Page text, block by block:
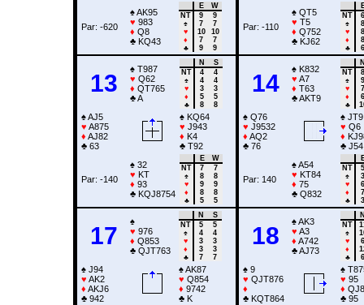
Par: -620
♠AK95
♥ 983
♦ Q8
♣ KQ43
E
W
NT
9
9
♠
7
7
♥
10
10
♦
7
7
♣
9 9
Par: -110
♠ QT5
♥ T5
♦ Q752
♣ KJ62
NT
6
♠
8
♥
8
♦
8
♣
6
13
♠ T987
♥ Q62
♦ QT765
♣A
N
S
NT
4
4
♠
4
4
♥
3
3
♦
5
5
♣
8 8
♠AJ5
♥ A875
♦ AJ82
♣ 63
♠ KQ64
♥ J943
♦ K4
♣ T92
Par: -140
♠ 32
♥ KT
♦ 93
♣ KQJ8754
E
W
NT
7
7
♠
8
8
♥
9
9
♦
8
8
♣
5 5
14
♠ K832
♥ A7
♦ T63
♣AKT9
NT
8
♠
9
♥
7
♦
6
♣
♠ Q76
♥ J9532
♦ AQ2
♣ 76
♠ JT9
♥ Q6
♦
♣ J54
Par: 140
♠A54
♥ KT84
♦ 75
♣ Q832
NT
5
♠
3
♥
6
♦
7
♣
3
17
♠
♥ 976
♦ Q853
♣ QJT763
N
S
NT
5
5
♠
4
4
♥
3
3
♦
3
3
♣
7 7
♠ J94
♥ AK2
♦ AKJ6
♣ 942
♠AK87
♥ Q854
♦ 9742
♣ K
18
♠AK3
♥ A3
♦ A742
♣AJ73
NT
♠
♥
6
♦
♣
6
♠ 9
♥ QJT876
♦
♣ KQT864
♠
♥ 95
♦
♣ 95